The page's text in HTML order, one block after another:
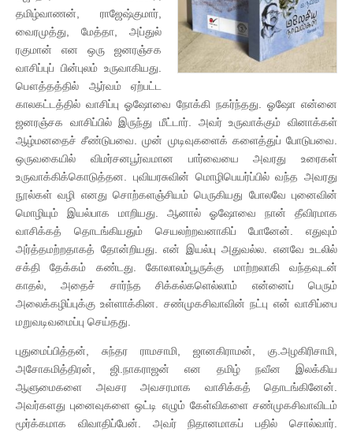
தமிழ்வாணன், ராஜேஷ்குமார்,
வைரமுத்து, மேத்தா, அப்துல்
ரகுமான் என ஒரு ஜனரஞ்சக
வாசிப்புப் பின்புலம் உருவாகியது.
பௌத்தத்தில் ஆர்வம் ஏற்பட்ட
காலகட்டத்தில் வாசிப்பு ஓஷோவை நோக்கி நகர்ந்தது. ஓஷோ என்னை
ஜனரஞ்சக வாசிப்பில் இருந்து மீட்டார். அவர் உருவாக்கும் வினாக்கள்
ஆழ்மனதைச் சீண்டுபவை. முன் முடிவுகளைக் களைத்துப் போடுபவை.
ஒருவகையில் விமர்சனபூர்வமான பார்வையை அவரது உரைகள்
உருவாக்கிக்கொடுத்தன. புவியரசுவின் மொழிபெயர்ப்பில் வந்த அவரது
நூல்கள் வழி எனது சொற்களஞ்சியம் பெருகியது போலவே புனைவின்
மொழியும் இயல்பாக மாறியது. ஆனால் ஓஷோவை நான் தீவிரமாக
வாசிக்கத் தொடங்கியதும் செயலற்றவனாகிப் போனேன். எதுவும்
அர்த்தமற்றதாகத் தோன்றியது. என் இயல்பு அதுவல்ல. எனவே உடலில்
சக்தி தேக்கம் கண்டது. கோலாலம்பூருக்கு மாற்றலாகி வந்தவுடன்
காதல், அதைச் சார்ந்த சிக்கல்களெல்லாம் என்னைப் பெரும்
அலைக்கழிப்புக்கு உள்ளாக்கின. சண்முகசிவாவின் நட்பு என் வாசிப்பை
மறுவடிவமைப்பு செய்தது.
புதுமைப்பித்தன், சுந்தர ராமசாமி, ஜானகிராமன், கு.அழகிரிசாமி,
அசோகமித்திரன், ஜி.நாகராஜன் என தமிழ் நவீன இலக்கிய
ஆளுமைகளை அவசர அவசரமாக வாசிக்கத் தொடங்கினேன்.
அவர்களது புனைவுகளை ஒட்டி எழும் கேள்விகளை சண்முகசிவாவிடம்
மூர்க்கமாக விவாதிப்பேன். அவர் நிதானமாகப் பதில் சொல்வார்.